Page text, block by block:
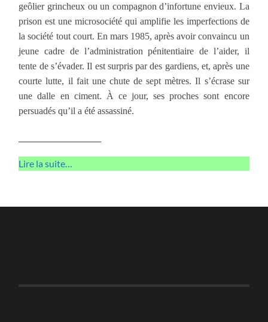
geôlier grincheux ou un compagnon d’infortune envieux. La
prison est une microsociété qui amplifie les imperfections de
la société tout court. En mars 1985, après avoir convaincu un
jeune cadre de l’administration pénitentiaire de l’aider, il
tente de s’évader. Il est surpris par des gardiens, et, après une
courte lutte, il fait une chute de sept mètres. Il s’écrase sur
une dalle en ciment. À ce jour, ses proches sont encore
persuadés qu’il a été assassiné.
Lire la suite…